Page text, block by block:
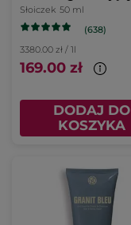
dzień
Słoiczek 50 ml
(638)
3380.00 zł / 1l
169.00 zł
DODAJ DO
KOSZYKA